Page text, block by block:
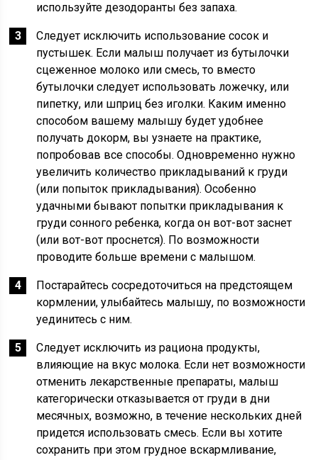
используйте дезодоранты без запаха.
Следует исключить использо­вание сосок и
пустышек. Если ма­лыш получает из бутылочки
сце­женное молоко или смесь, то вместо
бутылочки следует ис­пользовать ложечку, или
пипет­ку, или шприц без иголки. Каким именно
способом вашему малы­шу будет удобнее
получать докорм, вы узнаете на практике,
попробовав все способы. Однов­ременно нужно
увеличить коли­чество прикладываний к груди
(или попыток прикладывания). Особенно
удачными бывают по­пытки прикладывания к
груди сонного ребенка, когда он вот-вот заснет
(или вот-вот проснет­ся). По возможности
проводите больше времени с малышом.
Постарайтесь сосредото­читься на предстоящем
корм­лении, улыбайтесь малышу, по возможности
уединитесь с ним.
Следует исключить из рациона продукты,
влияющие на вкус моло­ка. Если нет возможности
отменить лекарственные препараты, малыш
категорически отказывается от гру­ди в дни
месячных, возможно, в те­чение нескольких дней
придется ис­пользовать смесь. Если вы хотите
сохранить при этом грудное вска­рмливание,